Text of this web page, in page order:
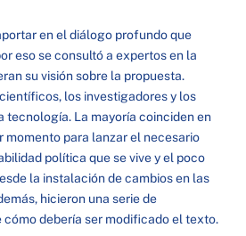
en el diálogo profundo que
eso se consultó a expertos en la
su visión sobre la propuesta.
los investigadores y los
tecnología. La mayoría coinciden en
momento para lanzar el necesario
política que se vive y el poco
la instalación de cambios en las
hicieron una serie de
cómo debería ser modificado el texto.